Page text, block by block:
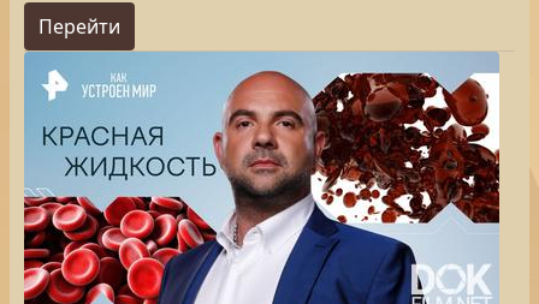
Перейти